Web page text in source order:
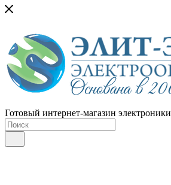
Готовый интернет-магазин электроники